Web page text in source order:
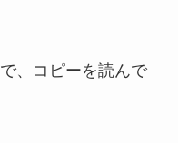
、コピーを読んで